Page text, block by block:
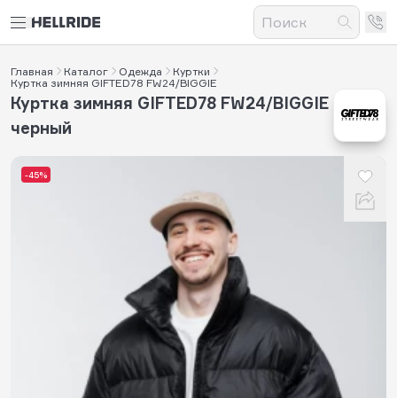
Главная Каталог Одежда
Куртки
Куртка зимняя GIFTED78 FW24/BIGGIE
-45%
Куртка зимняя GIFTED78 FW24/BIGGIE
черный